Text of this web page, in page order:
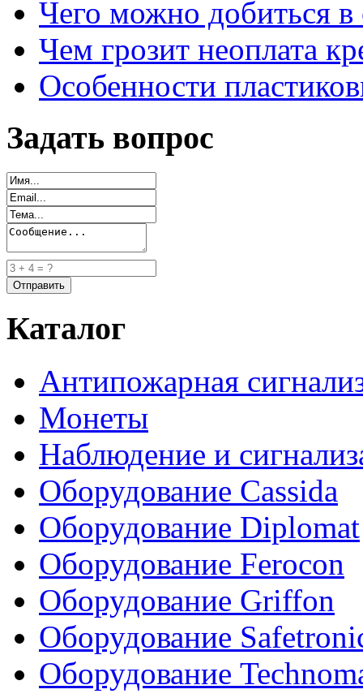
Чего можно добиться в
Чем грозит неоплата
Особенности
Задать вопрос
Каталог
Антипожарная
Монеты
Наблюдение и
Оборудование Cassida
Оборудование Diplomat
Оборудование Ferocon
Оборудование Griffon
Оборудование
Оборудование